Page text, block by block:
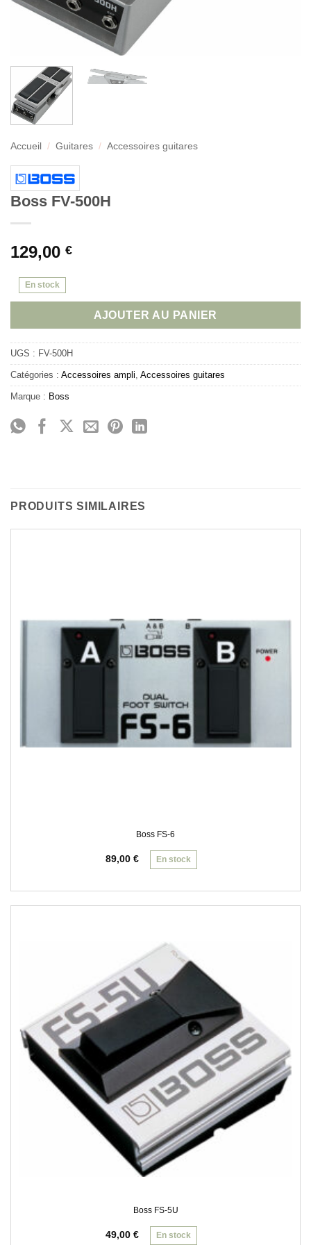
Accueil / Guitares / Accessoires guitares
Boss FV-500H
129,00 €
En stock
AJOUTER AU PANIER
UGS : FV-500H
Catégories : Accessoires ampli, Accessoires guitares
Marque : Boss
PRODUITS SIMILAIRES
Boss FS-6
89,00 € En stock
Boss FS-5U
49,00 € En stock